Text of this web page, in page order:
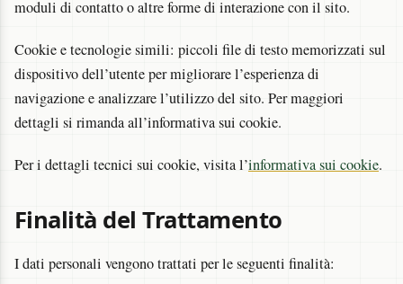
moduli di contatto o altre forme di interazione con il sito.
Cookie e tecnologie simili: piccoli file di testo memorizzati sul
dispositivo dell’utente per migliorare l’esperienza di
navigazione e analizzare l’utilizzo del sito. Per maggiori
dettagli si rimanda all’informativa sui cookie.
Per i dettagli tecnici sui cookie, visita l’informativa sui cookie.
Finalità del Trattamento
I dati personali vengono trattati per le seguenti finalità: